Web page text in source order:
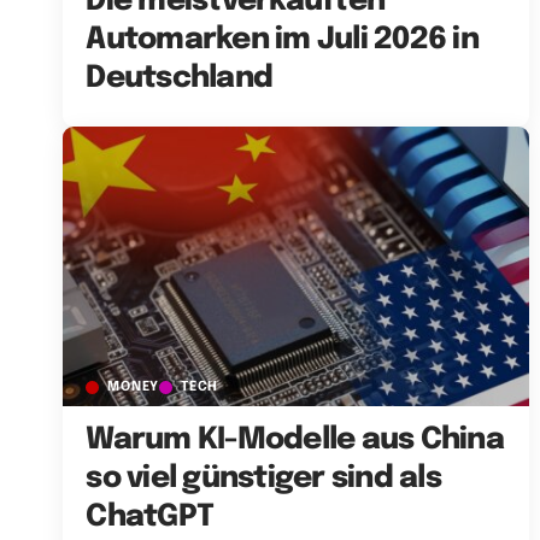
Automarken im Juli 2026 in
Deutschland
MONEY TECH
Warum KI-Modelle aus China
so viel günstiger sind als
ChatGPT